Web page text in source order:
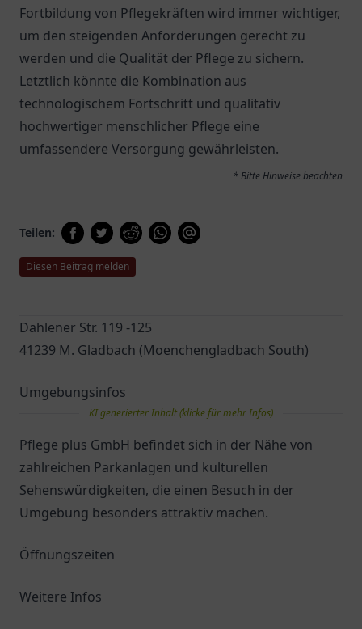
Fortbildung von Pflegekräften wird immer wichtiger,
um den steigenden Anforderungen gerecht zu
werden und die Qualität der Pflege zu sichern.
Letztlich könnte die Kombination aus
technologischem Fortschritt und qualitativ
hochwertiger menschlicher Pflege eine
umfassendere Versorgung gewährleisten.
* Bitte Hinweise beachten
Teilen:
Diesen Beitrag melden
Dahlener Str. 119 -125
41239 M. Gladbach (Moenchengladbach South)
Umgebungsinfos
KI generierter Inhalt (klicke für mehr Infos)
Pflege plus GmbH befindet sich in der Nähe von
zahlreichen Parkanlagen und kulturellen
Sehenswürdigkeiten, die einen Besuch in der
Umgebung besonders attraktiv machen.
Öffnungszeiten
Weitere Infos